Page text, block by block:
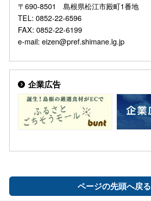
〒690-8501 島根県松江市殿町1番地
TEL: 0852-22-6596
FAX: 0852-22-6199
e-mail: eizen@pref.shimane.lg.jp
企業広告
ページの先頭へ戻る